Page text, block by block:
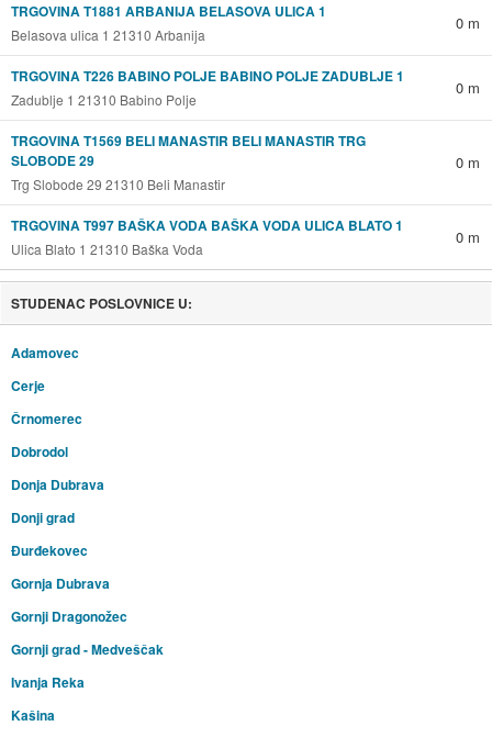
TRGOVINA T1881 ARBANIJA BELASOVA ULICA 1
Belasova ulica 1 21310 Arbanija
0 m
TRGOVINA T226 BABINO POLJE BABINO POLJE ZADUBLJE 1
Zadublje 1 21310 Babino Polje
0 m
TRGOVINA T1569 BELI MANASTIR BELI MANASTIR TRG
SLOBODE 29
Trg Slobode 29 21310 Beli Manastir
0 m
TRGOVINA T997 BAŠKA VODA BAŠKA VODA ULICA BLATO 1
Ulica Blato 1 21310 Baška Voda
0 m
STUDENAC POSLOVNICE U:
Adamovec
Cerje
Črnomerec
Dobrodol
Donja Dubrava
Donji grad
Đurđekovec
Gornja Dubrava
Gornji Dragonožec
Gornji grad - Medveščak
Ivanja Reka
Kašina